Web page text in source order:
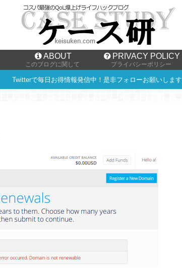
ABOUT
このブログに関して
PRIVACY POLICY
プライバシーポリシー
Twitterで毎日お得情報発信中！是非フォローお願いします